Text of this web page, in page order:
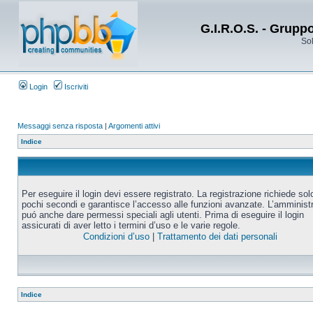
G.I.R.O.S. -
Login Iscriviti
Messaggi senza risposta | Argomenti attivi
Indice
Per eseguire il login devi essere registrato. La registrazione richiede
pochi secondi e garantisce l’accesso alle funzioni avanzate.
puó anche dare permessi speciali agli utenti. Prima di eseguire il login
assicurati di aver letto i termini d’uso e le varie regole.
Condizioni d’uso| Trattamento dei dati personali
Indice